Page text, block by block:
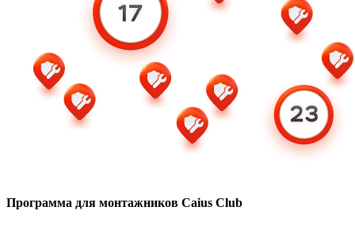
Программа для монтажников Caius Club